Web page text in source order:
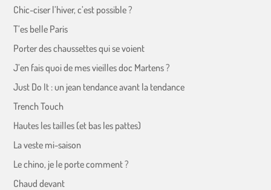
Chic-ciser l’hiver, c’est possible ?
T’es belle Paris
Porter des chaussettes qui se voient
J’en fais quoi de mes vieilles doc Martens ?
Just Do It : un jean tendance avant la tendance
Trench Touch
Hautes les tailles (et bas les pattes)
La veste mi-saison
Le chino, je le porte comment ?
Chaud devant